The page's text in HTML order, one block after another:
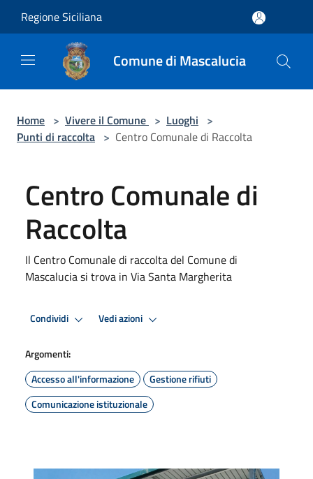
Regione Siciliana
Comune di Mascalucia
Home > Vivere il Comune > Luoghi >
Punti di raccolta > Centro Comunale di Raccolta
Centro Comunale di
Raccolta
Il Centro Comunale di raccolta del Comune di
Mascalucia si trova in Via Santa Margherita
Condividi Vedi azioni
Argomenti:
Accesso all'informazione
Gestione rifiuti
Comunicazione istituzionale